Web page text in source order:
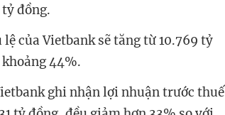
đồng.
của Vietbank sẽ tăng từ 10.769 tỷ
44%.
ghi nhận lợi nhuận trước thuế